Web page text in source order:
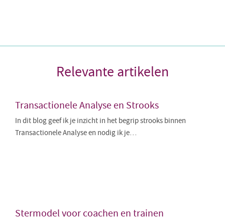
Relevante artikelen
Transactionele Analyse en Strooks
In dit blog geef ik je inzicht in het begrip strooks binnen
Transactionele Analyse en nodig ik je…
Stermodel voor coachen en trainen